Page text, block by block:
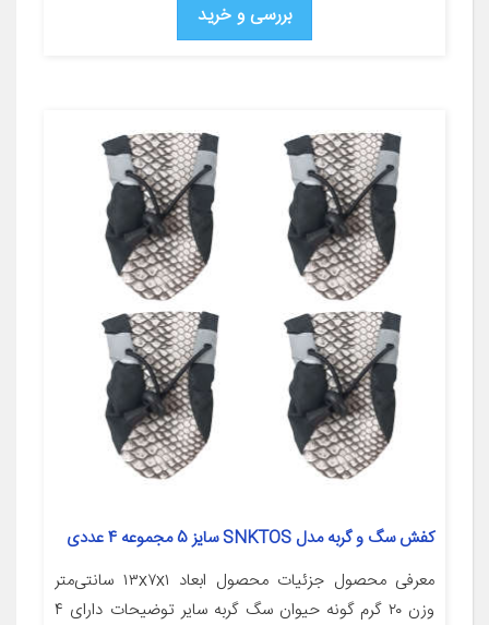
بررسی و خرید
کفش سگ و گربه مدل SNKTOS سایز 5 مجموعه 4 عددی
معرفی محصول جزئیات محصول ابعاد ۱۳x۷x۱ سانتی‌متر
وزن ۲۰ گرم گونه حیوان سگ گربه سایر توضیحات دارای ۴